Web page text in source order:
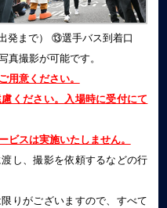
発まで） ⑬選手バス到着口
真撮影が可能です。
用意ください。
ください。入場時に受付にて
ビスは実施いたしません。
し、撮影を依頼するなどの行
りがございますので、すべて